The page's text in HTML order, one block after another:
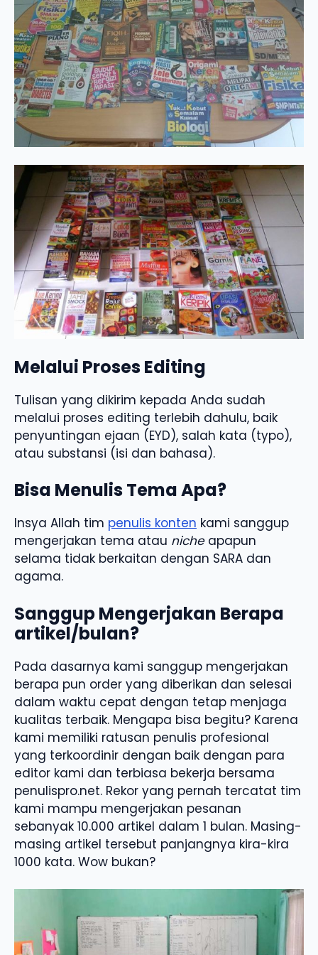
Melalui Proses Editing
Tulisan yang dikirim kepada Anda sudah
melalui proses editing terlebih dahulu, baik
penyuntingan ejaan (EYD), salah kata (typo),
atau substansi (isi dan bahasa).
Bisa Menulis Tema Apa?
Insya Allah tim penulis konten kami sanggup
mengerjakan tema atau nicheapapun
selama tidak berkaitan dengan SARA dan
agama.
Sanggup Mengerjakan Berapa
artikel/bulan?
Pada dasarnya kami sanggup mengerjakan
berapa pun order yang diberikan dan selesai
dalam waktu cepat dengan tetap menjaga
kualitas terbaik. Mengapa bisa begitu? Karena
kami memiliki ratusan penulis profesional
yang terkoordinir dengan baik dengan para
editor kami dan terbiasa bekerja bersama
penulispro.net. Rekor yang pernah tercatat tim
kami mampu mengerjakan pesanan
sebanyak 10.000 artikel dalam 1 bulan. Masing-
masing artikel tersebut panjangnya kira-kira
1000 kata. Wow bukan?